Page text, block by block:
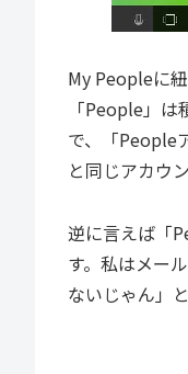
My Peopleに
「People」
で、「People
と同じアカウ
逆に言えば「
す。私はメー
ないじゃん」